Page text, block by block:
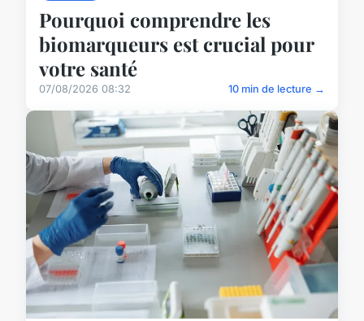
Pourquoi comprendre les
biomarqueurs est crucial pour
votre santé
07/08/2026 08:32 10 min de lecture →